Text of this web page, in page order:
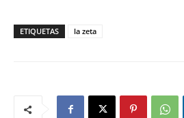
ETIQUETAS la zeta